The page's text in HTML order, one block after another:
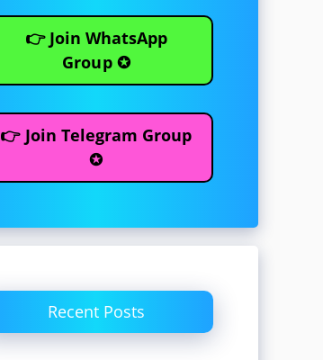
👉 Join WhatsApp
Group ✪
👉 Join Telegram Group
✪
Recent Posts